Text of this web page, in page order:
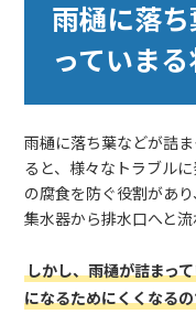
雨樋に落
っていま
雨樋に落ち葉などが詰
ると、様々なトラブル
の腐食を防ぐ役割があ
集水器から排水口へと流
しかし、雨樋が詰まっ
になるためにくくなる